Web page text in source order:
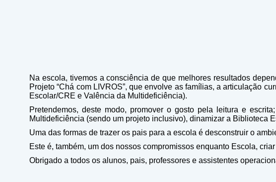
Na escola, tivemos a consciência de que melhores resultados
Projeto “Chá com LIVROS”, que envolve as famílias, aarticulação
Escolar/CRE e Valência da Multideficiência).
Pretendemos, deste modo, promover o gosto pela leitura e
Multideficiência (sendo um projeto inclusivo), dinamizar a Biblioteca
Uma das formas de trazer os pais para a escola é desconstruir o
Este é, também, um dos nossos compromissos enquanto Escola,
Obrigado a todos os alunos, pais, professores e assistentes